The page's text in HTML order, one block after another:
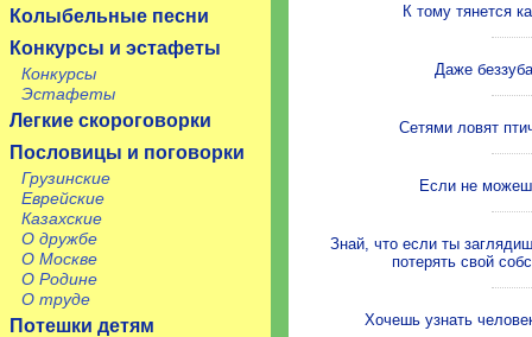
Колыбельные песни
Конкурсы и эстафеты
Конкурсы
Эстафеты
Легкие скороговорки
Пословицы и поговорки
Грузинские
Еврейские
Казахские
О дружбе
О Москве
О Родине
О труде
Потешки детям
К тому тянется
Даже
Сетями ловят
Если не
Знай, что если ты
потерять свой
Хочешь узнать